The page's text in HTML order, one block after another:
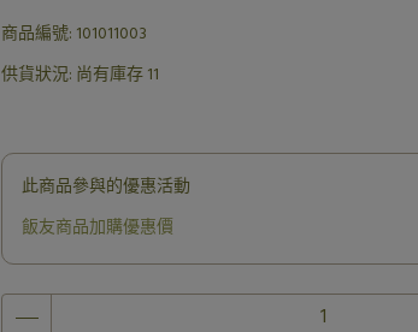
商品編號: 101011003
供貨狀況: 尚有庫存 11
此商品參與的優惠活動
飯友商品加購優惠價